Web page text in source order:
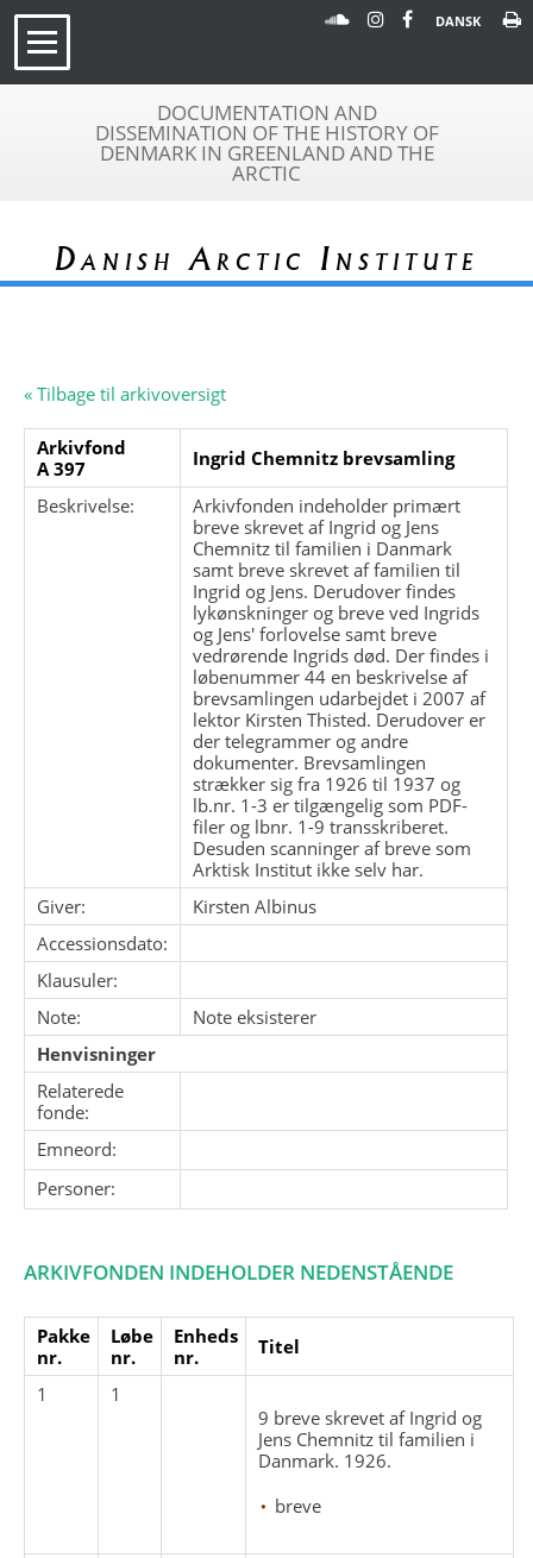
DANSK
DOCUMENTATION AND
DISSEMINATION OF THE HISTORY OF
DENMARK IN GREENLAND AND THE
ARCTIC
Danish Arctic Institute
« Tilbage til arkivoversigt
Arkivfond
A 397
Ingrid Chemnitz brevsamling
Beskrivelse:
Arkivfonden indeholder primært
breve skrevet af Ingrid og Jens
Chemnitz til familien i Danmark
samt breve skrevet af familien til
Ingrid og Jens. Derudover findes
lykønskninger og breve ved Ingrids
og Jens' forlovelse samt breve
vedrørende Ingrids død. Der findes i
løbenummer 44 en beskrivelse af
brevsamlingen udarbejdet i 2007 af
lektor Kirsten Thisted. Derudover er
der telegrammer og andre
dokumenter. Brevsamlingen
strækker sig fra 1926 til 1937 og
lb.nr. 1-3 er tilgængelig som PDF-
filer og lbnr. 1-9 transskriberet.
Desuden scanninger af breve som
Arktisk Institut ikke selv har.
Giver:
Kirsten Albinus
Accessionsdato:
Klausuler:
Note:
Note eksisterer
Henvisninger
Relaterede
fonde:
Emneord:
Personer:
ARKIVFONDEN INDEHOLDER NEDENSTÅENDE
Pakke
nr.
Løbe
nr.
Enheds
nr.
Titel
1
1
9 breve skrevet af Ingrid og
Jens Chemnitz til familien i
Danmark. 1926.
breve